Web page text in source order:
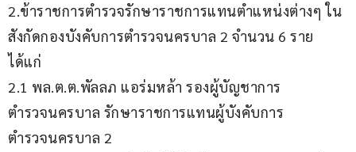
2.ข้าราชการตำรวจรักษาราชการแทนตำแหน่งต่างๆ ใน
สังกัดกองบังคับการตำรวจนครบาล 2 จำนวน 6 ราย
ได้แก่
2.1 พล.ต.ต.พัลลภ แอร่มหล้า รองผู้บัญชาการ
ตำรวจนครบาล รักษาราชการแทนผู้บังคับการ
ตำรวจนครบาล 2